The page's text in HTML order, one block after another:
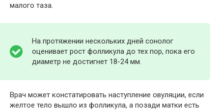
малого таза.
На протяжении нескольких дней сонолог
оценивает рост фолликула до тех пор, пока его
диаметр не достигнет 18-24 мм.
Врач может констатировать наступление овуляции, если
желтое тело вышло из фолликула, а позади матки есть